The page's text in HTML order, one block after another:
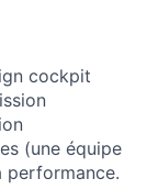
cockpit
(une équipe
performance.